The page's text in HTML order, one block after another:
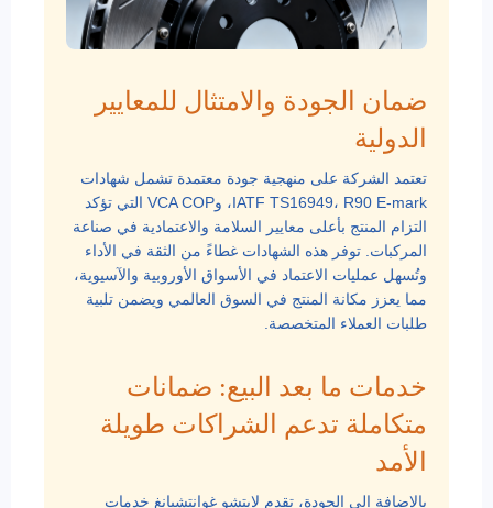
ضمان الجودة والامتثال للمعايير
الدولية
تعتمد الشركة على منهجية جودة معتمدة تشمل شهادات
IATF TS16949، R90 E-mark، وVCA COP التي تؤكد
التزام المنتج بأعلى معايير السلامة والاعتمادية في صناعة
المركبات. توفر هذه الشهادات غطاءً من الثقة في الأداء
وتُسهل عمليات الاعتماد في الأسواق الأوروبية والآسيوية،
مما يعزز مكانة المنتج في السوق العالمي ويضمن تلبية
طلبات العملاء المتخصصة.
خدمات ما بعد البيع: ضمانات
متكاملة تدعم الشراكات طويلة
الأمد
بالإضافة إلى الجودة، تقدم لايتشو غوانتشيانغ خدمات